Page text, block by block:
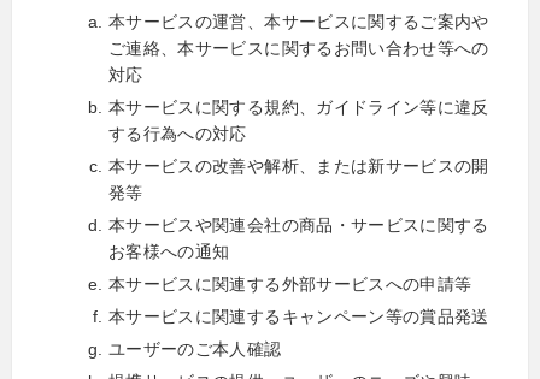
本サービスの運営、本サービスに関するご案内や
ご連絡、本サービスに関するお問い合わせ等への
対応
本サービスに関する規約、ガイドライン等に違反
する行為への対応
本サービスの改善や解析、または新サービスの開
発等
本サービスや関連会社の商品・サービスに関する
お客様への通知
本サービスに関連する外部サービスへの申請等
本サービスに関連するキャンペーン等の賞品発送
ユーザーのご本人確認